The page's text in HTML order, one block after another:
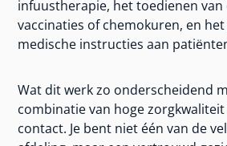
infuustherapie, het toedienen van
vaccinaties of chemokuren, en het
medische instructies aan
Wat dit werk zo onderscheidend
combinatie van hoge
contact. Je bent niet één van de